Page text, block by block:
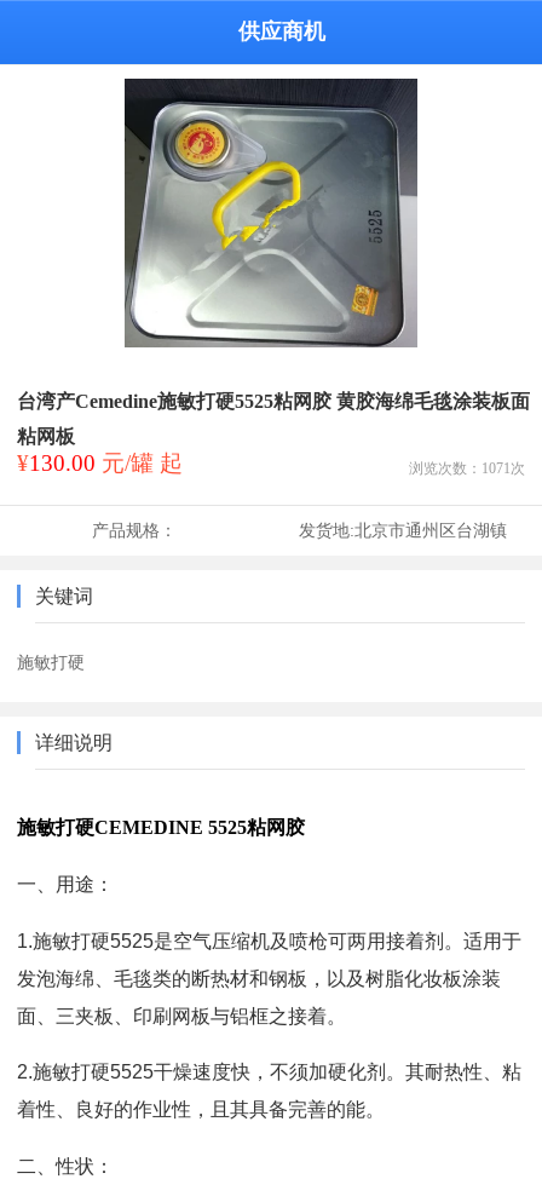
供应商机
台湾产Cemedine施敏打硬5525粘网胶 黄胶海绵毛毯涂装板面
粘网板
¥130.00 元/罐 起 浏览次数： 1071 次
产品规格： 发货地:北京市通州区台湖镇
关键词
施敏打硬
详细说明
施敏打硬CEMEDINE 5525粘网胶
一、用途 ：
1.施敏打硬5525是空气压缩机及喷枪可两用接着剂。适用于
发泡海绵、毛毯类的断热材和钢板 ， 以及树脂化妆板涂装
面、三夹板、印刷网板与铝框之接着。
2.施敏打硬5525干燥速度快 ，不须加硬化剂。其耐热性、粘
着性、良好的作业性 ， 且其具备完善的能。
二、性状 ：